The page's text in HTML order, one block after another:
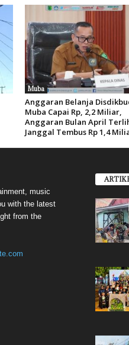
Muba
Anggaran Belanja
Muba Capai Rp, 2,2 Miliar,
Anggaran Bulan April
Janggal Tembus Rp 1,4
music
with the latest
from the